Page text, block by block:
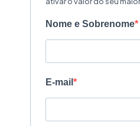
Nome e Sobrenome
E-mail